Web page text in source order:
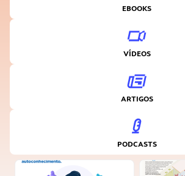
EBOOKS
VÍDEOS
ARTIGOS
PODCASTS